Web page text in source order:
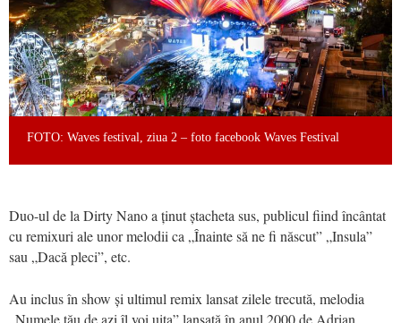
FOTO: Waves festival, ziua 2 – foto facebook Waves Festival
Duo-ul de la Dirty Nano a ținut ștacheta sus, publicul fiind încântat
cu remixuri ale unor melodii ca „Înainte să ne fi născut” „Insula”
sau „Dacă pleci”, etc.
Au inclus în show și ultimul remix lansat zilele trecută, melodia
„Numele tău de azi îl voi uita” lansată în anul 2000 de Adrian